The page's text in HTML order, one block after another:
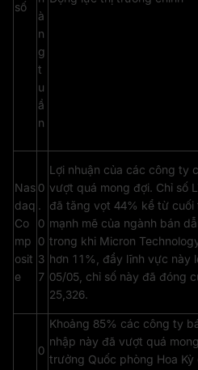
số
à
n
g
t
u
ầ
n
Nas
daq
Co
mp
osit
e
0
.
0
0
3
7
Lợi nhuận của các công ty
vượt quá mong đợi. Chỉ số
đã tăng vọt 44% kể từ cuối
mạnh mẽ của ngành bán
trong khi Micron
hơn 11%, đẩy lĩnh vực này
05/05, chỉ số này đã đóng
25,326.
0
Khoảng 85% các công ty
nhập này đã vượt quá
trưởng Quốc phòng Hoa